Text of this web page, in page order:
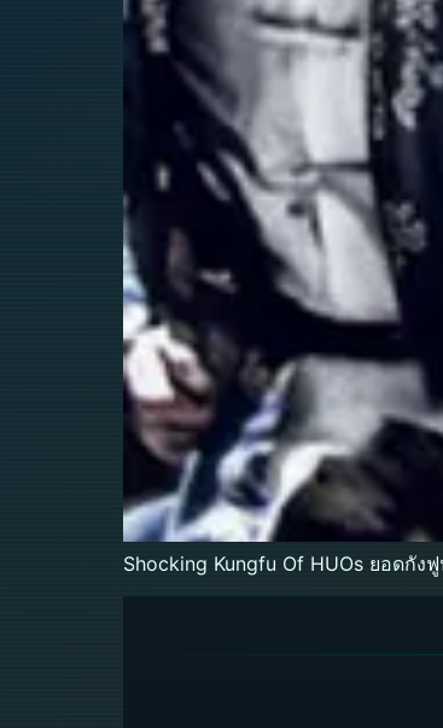
Shocking Kungfu Of HUOs ยอดกั